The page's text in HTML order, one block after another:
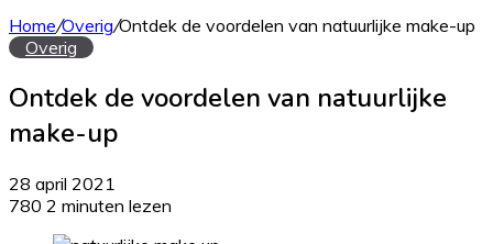
Home/Overig/Ontdek de voordelen van natuurlijke make-up
Overig
Ontdek de voordelen van natuurlijke
make-up
28 april 2021
780 2 minuten lezen